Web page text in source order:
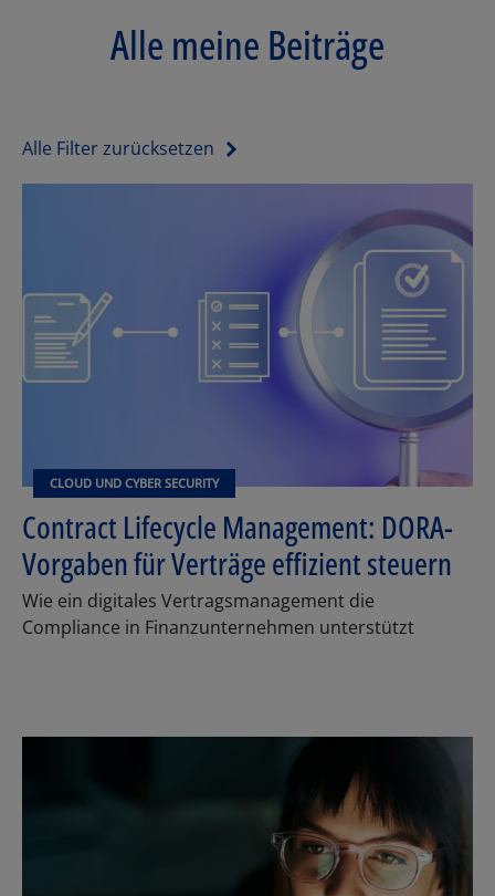
Alle meine Beiträge
Alle Filter zurücksetzen
CLOUD UND CYBER SECURITY
Contract Lifecycle Management: DORA-
Vorgaben für Verträge effizient steuern
Wie ein digitales Vertragsmanagement die
Compliance in Finanzunternehmen unterstützt